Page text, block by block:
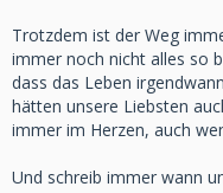
Trotzdem ist der Weg
immer noch nicht alles so
dass das Leben
hätten unsere Liebsten
immer im Herzen, auch
Und schreib immer wann